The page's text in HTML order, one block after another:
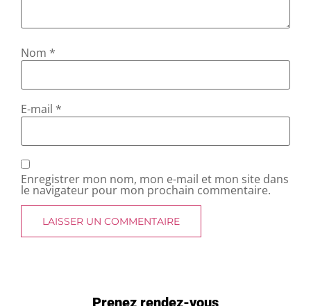
Nom *
E-mail *
Enregistrer mon nom, mon e-mail et mon site dans
le navigateur pour mon prochain commentaire.
Prenez rendez-vous